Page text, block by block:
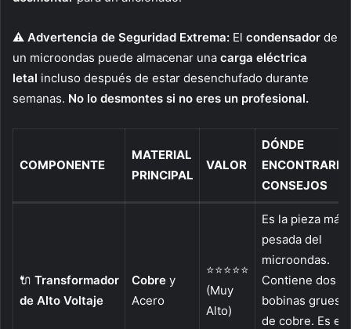
⚠️ Advertencia de Seguridad Extrema: El condensador de
un microondas puede almacenar una carga eléctrica
letal incluso después de estar desenchufado durante
semanas. No lo desmontes si no eres un profesional.
COMPONENTE
MATERIAL
PRINCIPAL
VALOR
DÓNDE
CONSEJOS
🔌 Transformador
de Alto Voltaje
Cobrey
Acero
⭐⭐⭐⭐⭐
(Muy
Alto)
Es la pieza más
pesada del
microondas.
Contiene dos
bobinas
de cobre. Es el